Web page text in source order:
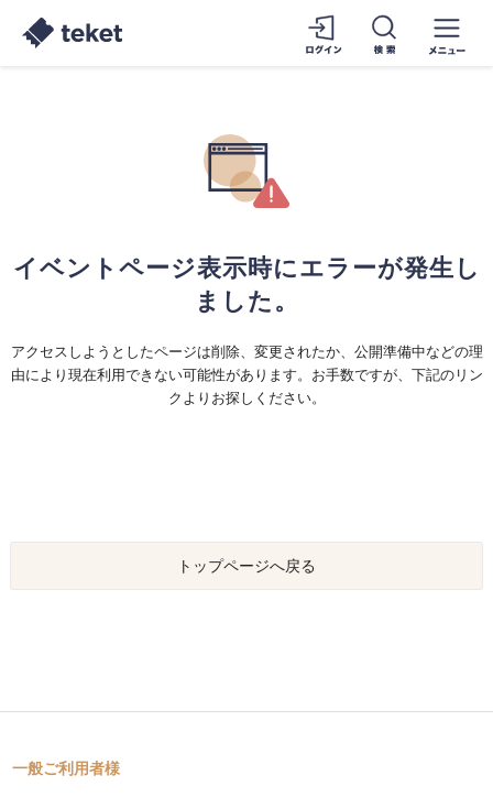
イベントページ表示時にエラーが発生し
ました。
アクセスしようとしたページは削除、変更されたか、公開準備中などの理
由により現在利用できない可能性があります。お手数ですが、下記のリン
クよりお探しください。
トップページへ戻る
一般ご利用者様